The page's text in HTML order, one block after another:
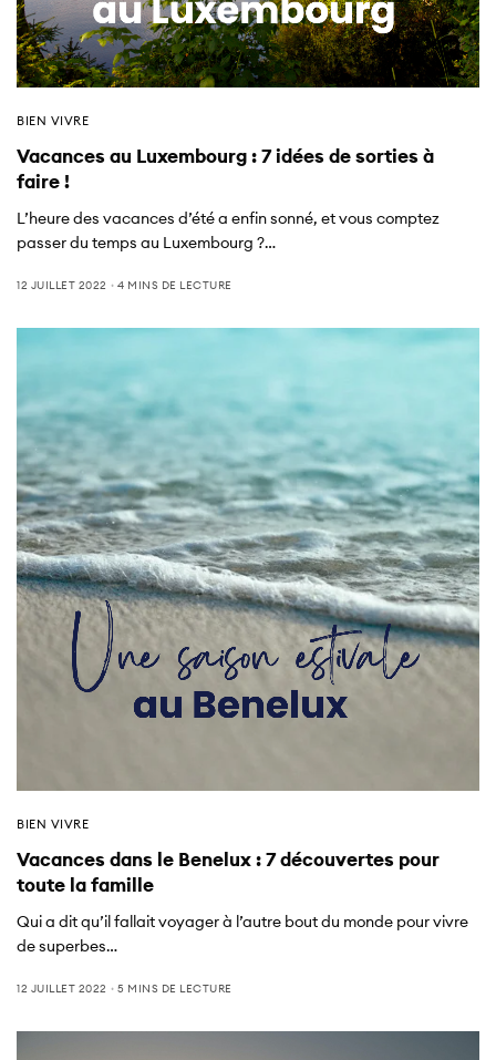
BIEN VIVRE
Vacances au Luxembourg : 7 idées de sorties à
faire !
L’heure des vacances d’été a enfin sonné, et vous comptez
passer du temps au Luxembourg ?…
12 JUILLET 2022 4 MINS DE LECTURE
BIEN VIVRE
Vacances dans le Benelux : 7 découvertes pour
toute la famille
Qui a dit qu’il fallait voyager à l’autre bout du monde pour vivre
de superbes…
12 JUILLET 2022 5 MINS DE LECTURE